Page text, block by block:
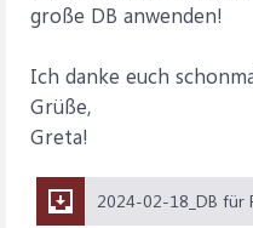
große DB anwenden!
Ich danke euch
Grüße,
Greta!